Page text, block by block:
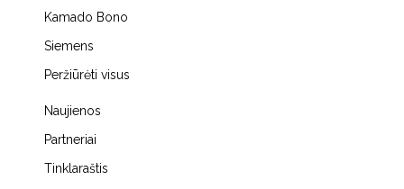
Kamado Bono
Siemens
Peržiūrėti visus
Naujienos
Partneriai
Tinklaraštis